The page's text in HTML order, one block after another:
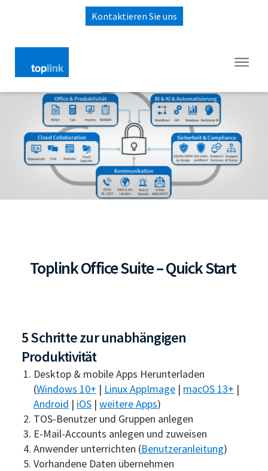
Kontaktieren Sie uns
Toplink Office Suite – Quick Start
5 Schritte zur unabhängigen
Produktivität
Desktop & mobile Apps Herunterladen
(Windows 10+ | Linux AppImage | macOS 13+ |
Android | iOS | weitere Apps)
TOS-Benutzer und Gruppen anlegen
E-Mail-Accounts anlegen und zuweisen
Anwender unterrichten (Benutzeranleitung)
Vorhandene Daten übernehmen